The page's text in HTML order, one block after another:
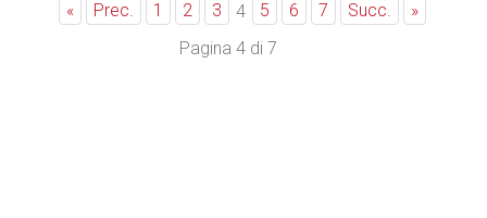
« Prec. 1 2 3 4 5 6 7 Succ.
»
Pagina 4 di 7